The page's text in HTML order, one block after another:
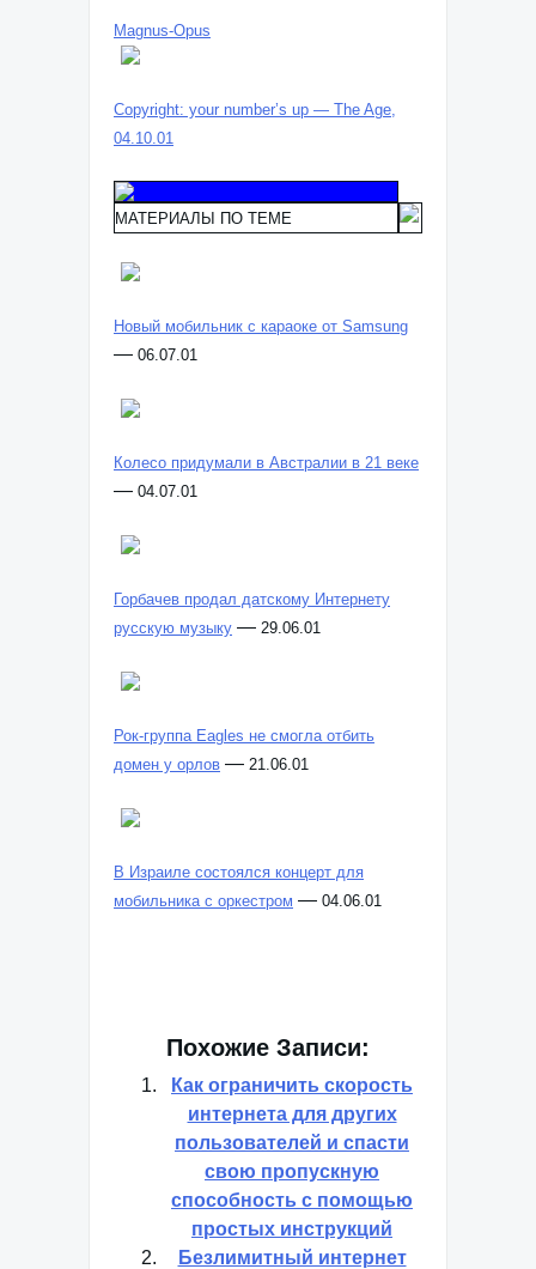
Magnus-Opus
Copyright: your number’s up — The Age,
04.10.01
МАТЕРИАЛЫ ПО ТЕМЕ
Новый мобильник с караоке от Samsung
— 06.07.01
Колесо придумали в Австралии в 21 веке
— 04.07.01
Горбачев продал датскому Интернету
русскую музыку — 29.06.01
Рок-группа Eagles не смогла отбить
домен у орлов — 21.06.01
В Израиле состоялся концерт для
мобильника с оркестром — 04.06.01
Похожие Записи:
Как ограничить скорость
интернета для других
пользователей и спасти
свою пропускную
способность с помощью
простых инструкций
Безлимитный интернет